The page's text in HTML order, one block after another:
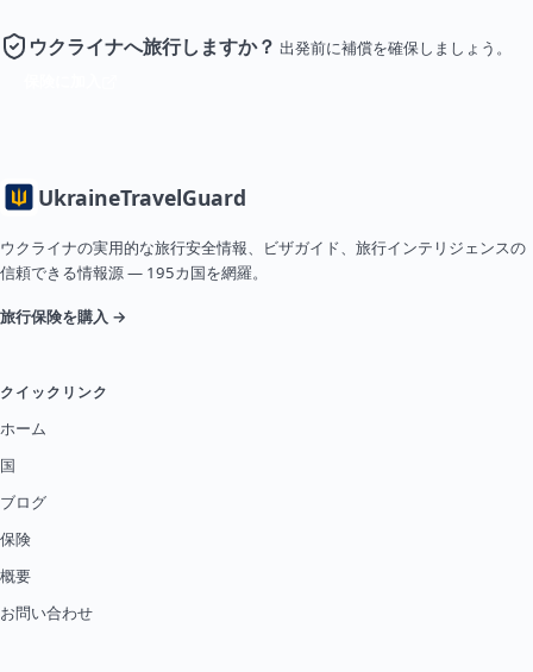
ウクライナへ旅行しますか？ 出発前に補償を確保しましょう。
UkraineTravelGuard
ウクライナの実用的な旅行安全情報、ビザガイド、旅行インテリジェンスの
信頼できる情報源 — 195カ国を網羅。
旅行保険を購入 →
クイックリンク
ホーム
国
ブログ
保険
概要
お問い合わせ